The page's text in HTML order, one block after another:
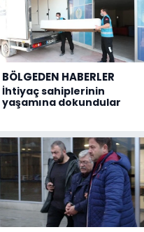
BÖLGEDEN HABERLER
İhtiyaç sahiplerinin
yaşamına dokundular